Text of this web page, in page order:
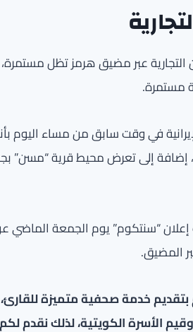
التجارية عبر مضيق هرمز تظل
مستمرة.
في وقت سابق من مساء
إضافة إلى تعرض محيط قرية “مسن”
إعلان “سنتكوم” يوم الجمعة
المضيق.
خدمة صحفية متميزة للقارئ،
الأسرة الكويتية، لذلك نقدم